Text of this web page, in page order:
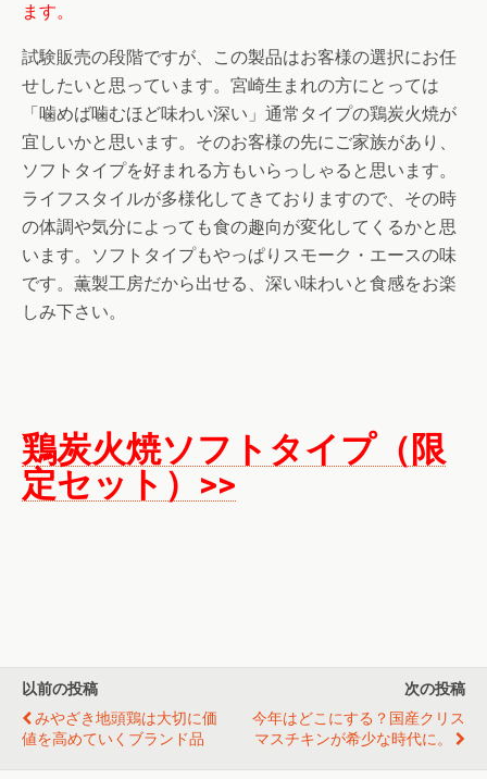
ます。
試験販売の段階ですが、この製品はお客様の選択にお任
せしたいと思っています。宮崎生まれの方にとっては
「噛めば噛むほど味わい深い」通常タイプの鶏炭火焼が
宜しいかと思います。そのお客様の先にご家族があり、
ソフトタイプを好まれる方もいらっしゃると思います。
ライフスタイルが多様化してきておりますので、その時
の体調や気分によっても食の趣向が変化してくるかと思
います。ソフトタイプもやっぱりスモーク・エースの味
です。薫製工房だから出せる、深い味わいと食感をお楽
しみ下さい。
鶏炭火焼ソフトタイプ（限
定セット）>>
以前の投稿
みやざき地頭鶏は大切に価
値を高めていくブランド品
次の投稿
今年はどこにする？国産クリス
マスチキンが希少な時代に。